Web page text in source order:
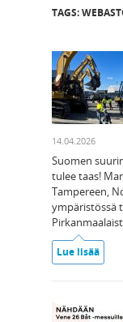
TAGS:
14.04.2026
Suomen
tulee taas!
Tampereen,
ympäristössä
Lue lisää